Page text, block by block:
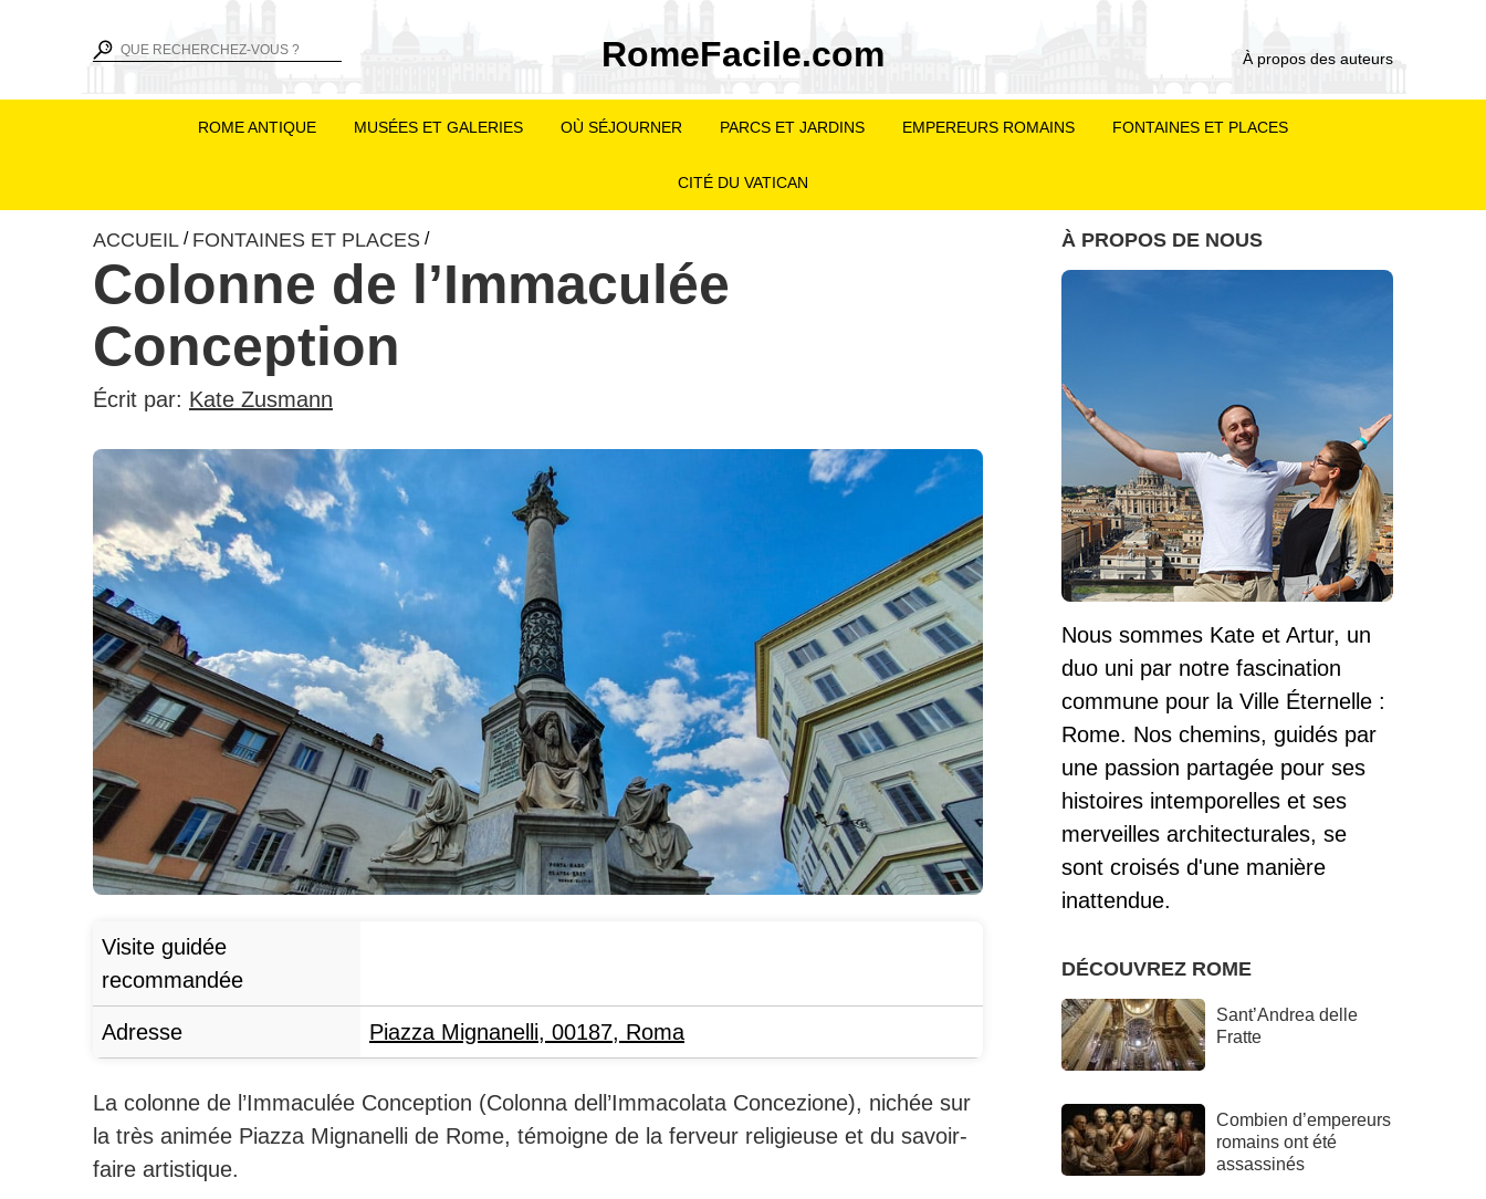
RomeFacile.com À propos des auteurs
ROME ANTIQUE MUSÉES ET GALERIES OÙ SÉJOURNER PARCS ET JARDINS EMPEREURS ROMAINS FONTAINES ET PLACES
CITÉ DU VATICAN
ACCUEIL / FONTAINES ET PLACES /
Colonne de l’Immaculée
Conception
Écrit par: Kate Zusmann
Visite guidée
recommandée
Adresse Piazza Mignanelli, 00187, Roma
La colonne de l’Immaculée Conception (Colonna dell’Immacolata Concezione), nichée sur
la très animée Piazza Mignanelli de Rome, témoigne de la ferveur religieuse et du savoir-
faire artistique.
À PROPOS DE NOUS
Nous sommes Kate et Artur, un
duo uni par notre fascination
commune pour la Ville Éternelle :
Rome. Nos chemins, guidés par
une passion partagée pour ses
histoires intemporelles et ses
merveilles architecturales, se
sont croisés d'une manière
inattendue.
DÉCOUVREZ ROME
Sant’Andrea delle
Fratte
Combien d’empereurs
romains ont été
assassinés